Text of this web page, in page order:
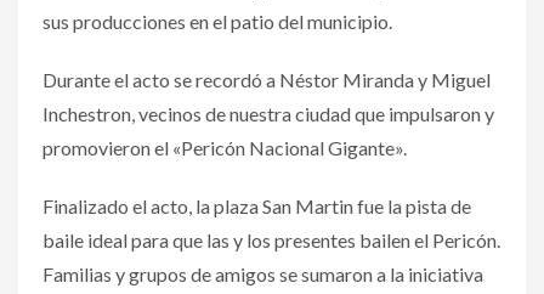
sus producciones en el patio del municipio.
Durante el acto se recordó a Néstor Miranda y Miguel
Inchestron, vecinos de nuestra ciudad que impulsaron y
promovieron el «Pericón Nacional Gigante».
Finalizado el acto, la plaza San Martin fue la pista de
baile ideal para que las y los presentes bailen el Pericón.
Familias y grupos de amigos se sumaron a la iniciativa